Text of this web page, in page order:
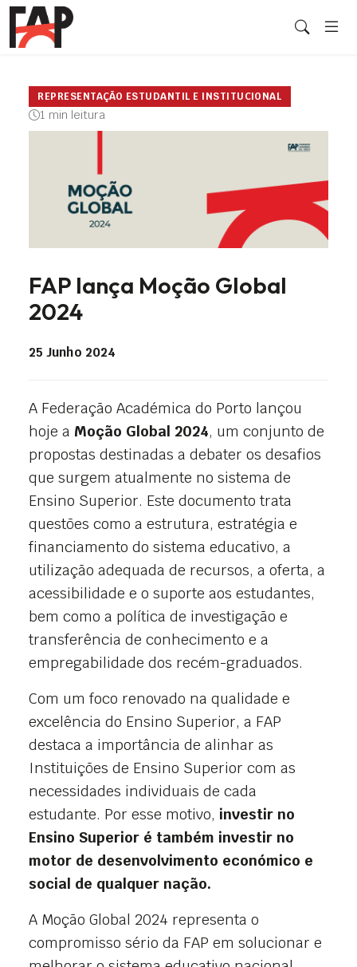
REPRESENTAÇÃO ESTUDANTIL E INSTITUCIONAL
1 min leitura
FAP lança Moção Global
2024
25 Junho 2024
A Federação Académica do Porto lançou
hoje a Moção Global 2024, um conjunto de
propostas destinadas a debater os desafios
que surgem atualmente no sistema de
Ensino Superior. Este documento trata
questões como a estrutura, estratégia e
financiamento do sistema educativo, a
utilização adequada de recursos, a oferta, a
acessibilidade e o suporte aos estudantes,
bem como a política de investigação e
transferência de conhecimento e a
empregabilidade dos recém-graduados.
Com um foco renovado na qualidade e
excelência do Ensino Superior, a FAP
destaca a importância de alinhar as
Instituições de Ensino Superior com as
necessidades individuais de cada
estudante. Por esse motivo, investir no
Ensino Superior é também investir no
motor de desenvolvimento económico e
social de qualquer nação.
A Moção Global 2024 representa o
compromisso sério da FAP em solucionar e